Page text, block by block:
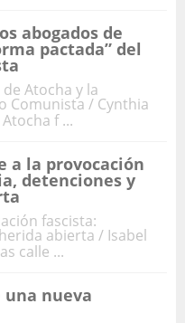
abogados de
pactada” del
Atocha y la
Comunista / Cynthia
f ...
a la provocación
detenciones y
fascista:
abierta / Isabel
calle ...
una nueva